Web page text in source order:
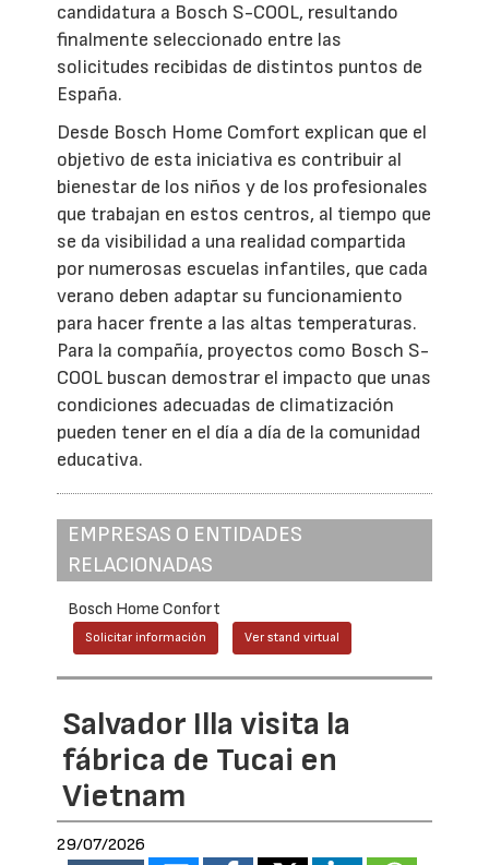
candidatura a Bosch S-COOL, resultando
finalmente seleccionado entre las
solicitudes recibidas de distintos puntos de
España.
Desde Bosch Home Comfort explican que el
objetivo de esta iniciativa es contribuir al
bienestar de los niños y de los profesionales
que trabajan en estos centros, al tiempo que
se da visibilidad a una realidad compartida
por numerosas escuelas infantiles, que cada
verano deben adaptar su funcionamiento
para hacer frente a las altas temperaturas.
Para la compañía, proyectos como Bosch S-
COOL buscan demostrar el impacto que unas
condiciones adecuadas de climatización
pueden tener en el día a día de la comunidad
educativa.
EMPRESAS O ENTIDADES
RELACIONADAS
Bosch Home Confort
Solicitar información Ver stand virtual
Salvador Illa visita la
fábrica de Tucai en
Vietnam
29/07/2026